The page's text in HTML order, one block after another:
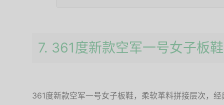
7. 361度新款空军一号女子板鞋
361度新款空军一号女子板鞋，柔软革料拼接层次，